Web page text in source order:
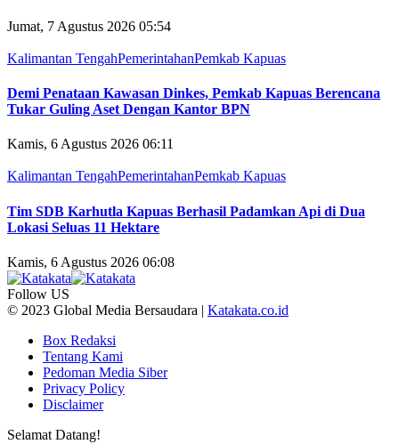
Jumat, 7 Agustus 2026 05:54
Kalimantan TengahPemerintahanPemkab Kapuas
Demi Penataan Kawasan Dinkes, Pemkab Kapuas Berencana
Tukar Guling Aset Dengan Kantor BPN
Kamis, 6 Agustus 2026 06:11
Kalimantan TengahPemerintahanPemkab Kapuas
Tim SDB Karhutla Kapuas Berhasil Padamkan Api di Dua
Lokasi Seluas 11 Hektare
Kamis, 6 Agustus 2026 06:08
Follow US
© 2023 Global Media Bersaudara | Katakata.co.id
Box Redaksi
Tentang Kami
Pedoman Media Siber
Privacy Policy
Disclaimer
Selamat Datang!